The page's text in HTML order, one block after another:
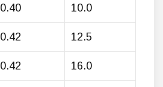
0.40 10.0
0.42 12.5
0.42 16.0